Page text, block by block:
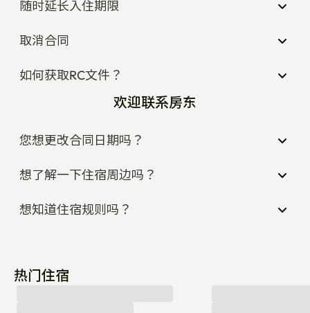
随时延长入住期限
取消合同
如何获取RC文件？
欢迎联系房东
您想更改合同日期吗？
想了解一下住宿周边吗？
想知道住宿规则吗？
热门住宿